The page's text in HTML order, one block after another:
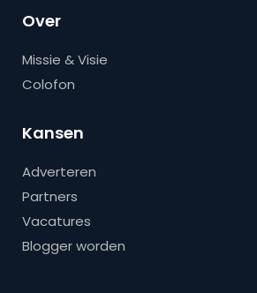
Over
Missie & Visie
Colofon
Kansen
Adverteren
Partners
Vacatures
Blogger worden